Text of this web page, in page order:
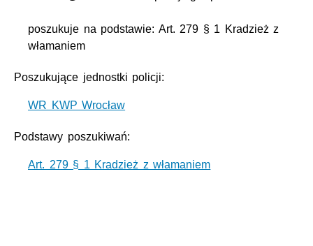
poszukuje na podstawie: Art. 279 § 1 Kradzież z
włamaniem
Poszukujące jednostki policji:
WR KWP Wrocław
Podstawy poszukiwań:
Art. 279 § 1 Kradzież z włamaniem